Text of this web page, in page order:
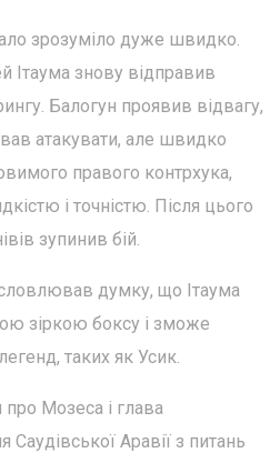
зрозуміло дуже швидко.
Ітаума знову відправив
Балогун проявив відвагу,
атакувати, але швидко
правого контрхука,
і точністю. Після цього
зупинив бій.
думку, що Ітаума
зіркою боксу і зможе
таких як Усик.
про Мозеса і глава
Саудівської Аравії з питань